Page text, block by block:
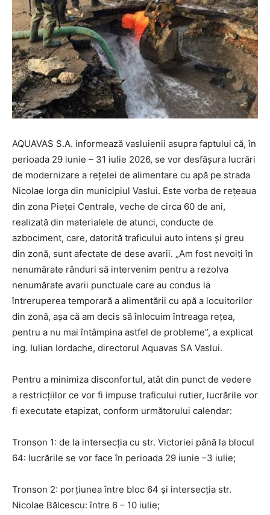
AQUAVAS S.A. informează vasluienii asupra faptului că, în
perioada 29 iunie – 31 iulie 2026, se vor desfășura lucrări
de modernizare a rețelei de alimentare cu apă pe strada
Nicolae Iorga din municipiul Vaslui. Este vorba de rețeaua
din zona Pieței Centrale, veche de circa 60 de ani,
realizată din materialele de atunci, conducte de
azbociment, care, datorită traficului auto intens și greu
din zonă, sunt afectate de dese avarii. „Am fost nevoiți în
nenumărate rânduri să intervenim pentru a rezolva
nenumărate avarii punctuale care au condus la
întreruperea temporară a alimentării cu apă a locuitorilor
din zonă, așa că am decis să înlocuim întreaga rețea,
pentru a nu mai întâmpina astfel de probleme”, a explicat
ing. Iulian Iordache, directorul Aquavas SA Vaslui.
Pentru a minimiza disconfortul, atât din punct de vedere
a restricțiilor ce vor fi impuse traficului rutier, lucrările vor
fi executate etapizat, conform următorului calendar:
Tronson 1: de la intersecția cu str. Victoriei până la blocul
64: lucrările se vor face în perioada 29 iunie –3 iulie;
Tronson 2: porțiunea între bloc 64 și intersecția str.
Nicolae Bălcescu: între 6 – 10 iulie;